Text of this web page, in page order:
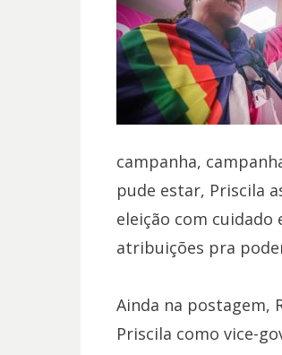
campanha,
pude estar, Priscila
eleição com cuidado
atribuições pra
Ainda na postagem,
Priscila como vice-